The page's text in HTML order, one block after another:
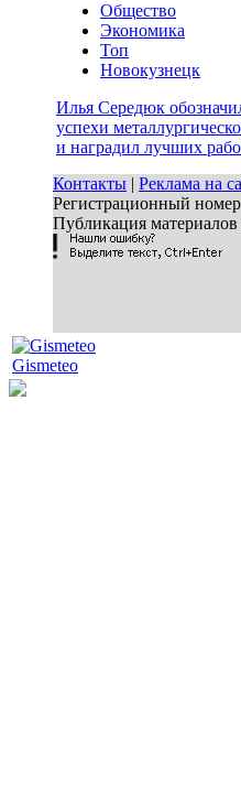
Общество
Экономика
Топ
Новокузнецк
Илья Середюк
успехи
и наградил лучших
Контакты | Реклама на
Регистрационный
Публикация
Gismeteo